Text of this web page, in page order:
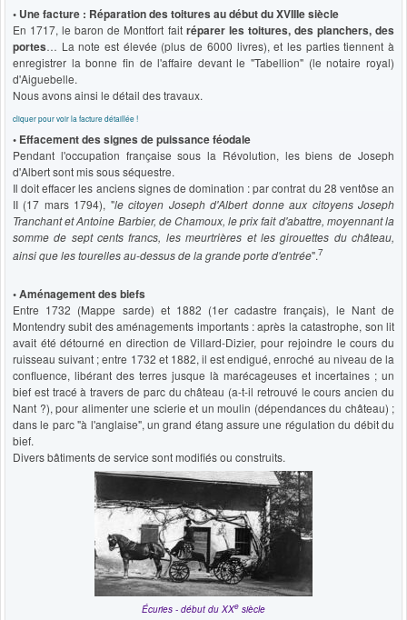
• Une facture : Réparation des toitures au début du XVIIIe siècle
En 1717, le baron de Montfort fait réparer les toitures, des planchers, des
portes… La note est élevée (plus de 6000 livres), et les parties tiennent à
enregistrer la bonne fin de l'affaire devant le "Tabellion" (le notaire royal)
d'Aiguebelle.
Nous avons ainsi le détail des travaux.
cliquer pour voir la facture détaillée !
• Effacement des signes de puissance féodale
Pendant l'occupation française sous la Révolution, les biens de Joseph
d'Albert sont mis sous séquestre.
Il doit effacer les anciens signes de domination : par contrat du 28 ventôse an
II (17 mars 1794), "le citoyen Joseph d'Albert donne aux citoyens Joseph
Tranchant et Antoine Barbier, de Chamoux, le prix fait d'abattre, moyennant la
somme de sept cents francs, les meurtrières et les girouettes du château,
ainsi que les tourelles au-dessus de la grande porte d'entrée".7
• Aménagement des biefs
Entre 1732 (Mappe sarde) et 1882 (1er cadastre français), le Nant de
Montendry subit des aménagements importants : après la catastrophe, son lit
avait été détourné en direction de Villard-Dizier, pour rejoindre le cours du
ruisseau suivant ; entre 1732 et 1882, il est endigué, enroché au niveau de la
confluence, libérant des terres jusque là marécageuses et incertaines ; un
bief est tracé à travers de parc du château (a-t-il retrouvé le cours ancien du
Nant ?), pour alimenter une scierie et un moulin (dépendances du château) ;
dans le parc "à l'anglaise", un grand étang assure une régulation du débit du
bief.
Divers bâtiments de service sont modifiés ou construits.
Écuries - début du XXe siècle